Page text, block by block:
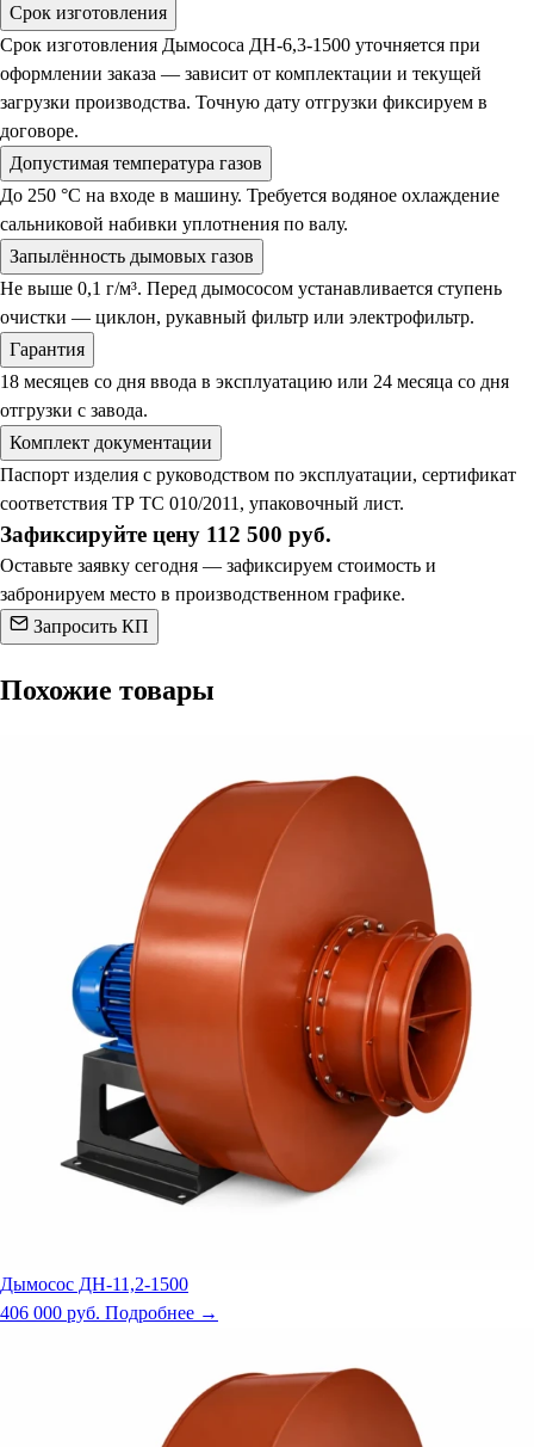
Срок изготовления
Срок изготовления Дымососа ДН-6,3-1500 уточняется при
оформлении заказа — зависит от комплектации и текущей
загрузки производства. Точную дату отгрузки фиксируем в
договоре.
Допустимая температура газов
До 250 °С на входе в машину. Требуется водяное охлаждение
сальниковой набивки уплотнения по валу.
Запылённость дымовых газов
Не выше 0,1 г/м³. Перед дымососом устанавливается ступень
очистки — циклон, рукавный фильтр или электрофильтр.
Гарантия
18 месяцев со дня ввода в эксплуатацию или 24 месяца со дня
отгрузки с завода.
Комплект документации
Паспорт изделия с руководством по эксплуатации, сертификат
соответствия ТР ТС 010/2011, упаковочный лист.
Зафиксируйте цену 112 500 руб.
Оставьте заявку сегодня — зафиксируем стоимость и
забронируем место в производственном графике.
Запросить КП
Похожие товары
Дымосос ДН-11,2-1500
406 000 руб. Подробнее →